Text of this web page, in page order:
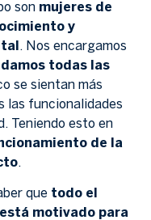
son mujeres de
y
. Nos encargamos
todas las
se sientan más
las funcionalidades
Teniendo esto en
de la
.
que todo el
está motivado para